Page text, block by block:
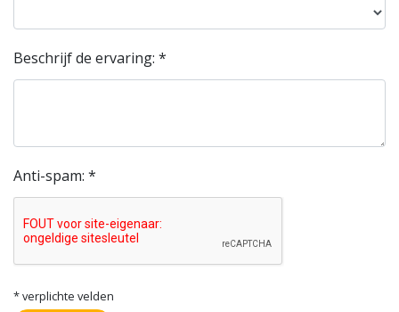
Beschrijf de ervaring: *
Anti-spam: *
* verplichte velden